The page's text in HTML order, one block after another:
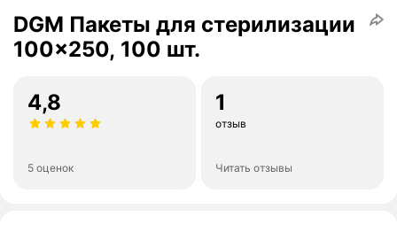
DGM Пакеты для стерилизации
100x250, 100 шт.
4,8
5 оценок
1
отзыв
Читать отзывы